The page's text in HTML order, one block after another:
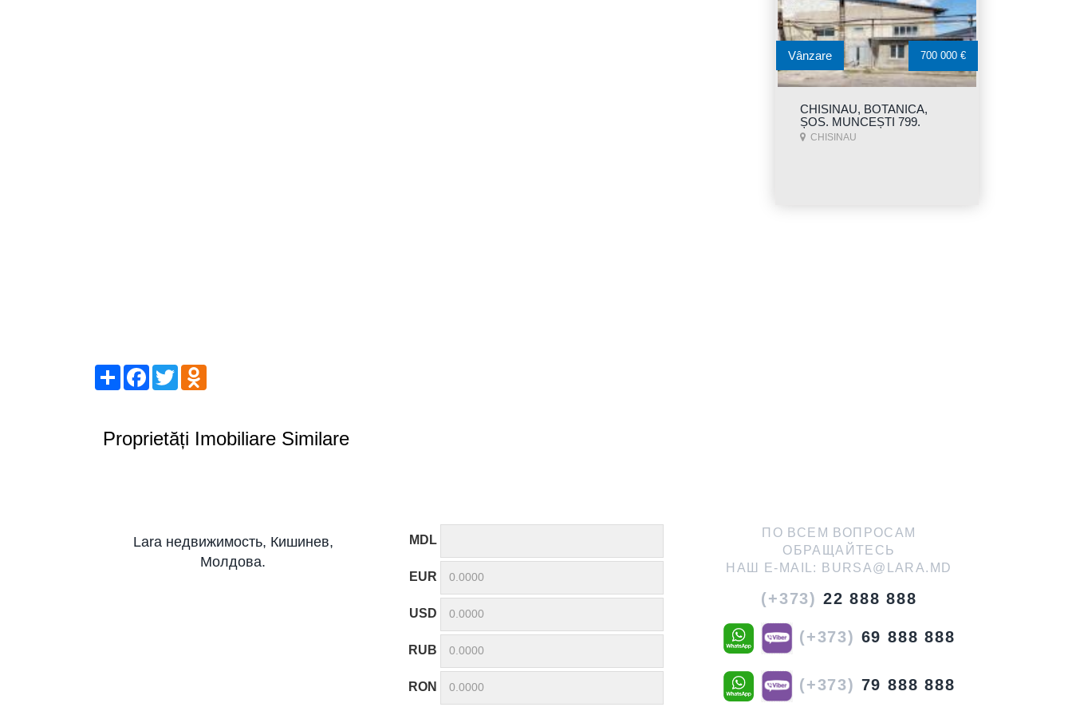
ShareFacebook
Twitter
Proprietăți Imobiliare Similare
CHISINAU, BOTANICA,
ȘOS. MUNCEȘTI 799.
CHISINAU
Vânzare 700 000 €
Lara недвижимость, Кишинев,
Молдова.
MDL
EUR
USD
RUB
RON
ПО ВСЕМ ВОПРОСАМ
ОБРАЩАЙТЕСЬ
НАШ E-MAIL:
BURSA@LARA.MD
(+373) 22 888 888
(+373) 69 888 888
(+373) 79 888 888